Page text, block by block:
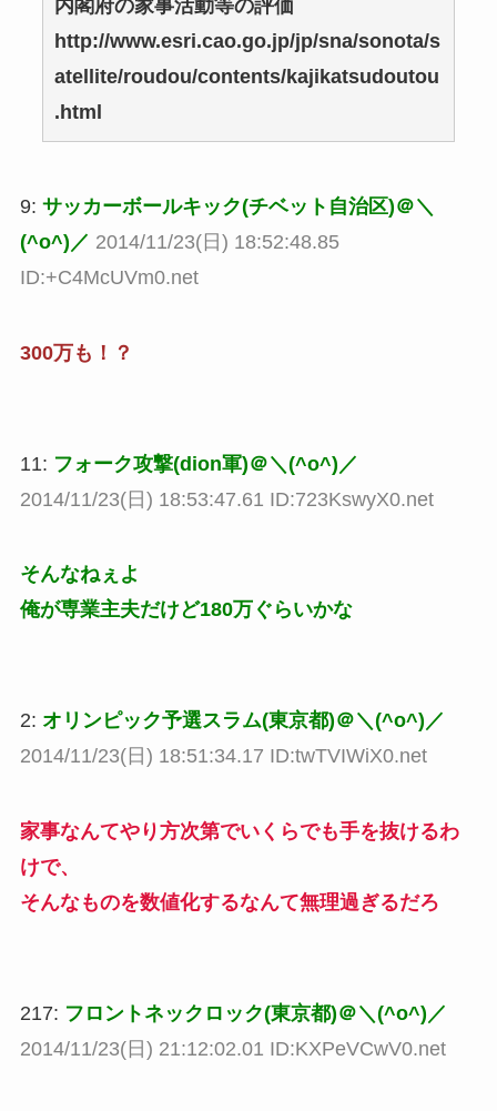
内閣府の家事活動等の評価
http://www.esri.cao.go.jp/jp/sna/sonota/s
atellite/roudou/contents/kajikatsudoutou
.html
9: サッカーボールキック(チベット自治区)＠＼
(^o^)／ 2014/11/23(日) 18:52:48.85
ID:+C4McUVm0.net
300万も！？
11: フォーク攻撃(dion軍)＠＼(^o^)／
2014/11/23(日) 18:53:47.61 ID:723KswyX0.net
そんなねぇよ
俺が専業主夫だけど180万ぐらいかな
2: オリンピック予選スラム(東京都)＠＼(^o^)／
2014/11/23(日) 18:51:34.17 ID:twTVIWiX0.net
家事なんてやり方次第でいくらでも手を抜けるわ
けで、
そんなものを数値化するなんて無理過ぎるだろ
217: フロントネックロック(東京都)＠＼(^o^)／
2014/11/23(日) 21:12:02.01 ID:KXPeVCwV0.net